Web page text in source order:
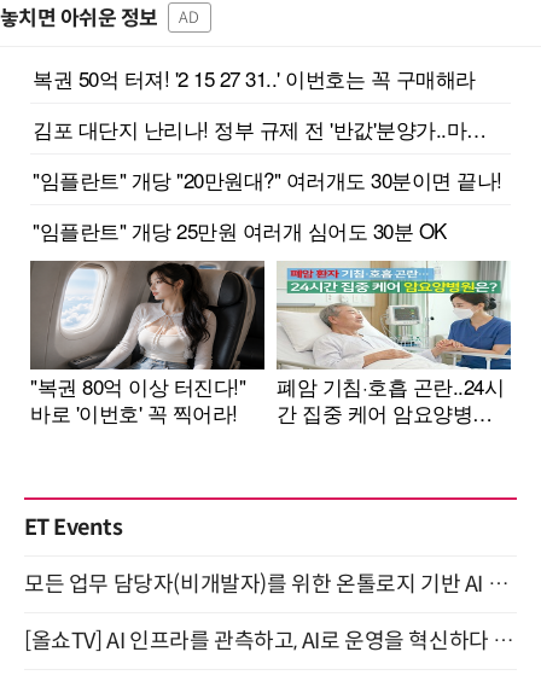
놓치면 아쉬운 정보 AD
ET Events
모든 업무 담당자(비개발자)를 위한 온톨로지 기반 AI 지식체계 설계 1-day 워크숍 8월 20일 개최
[올쇼TV] AI 인프라를 관측하고, AI로 운영을 혁신하다 (8월 11일 생방송)